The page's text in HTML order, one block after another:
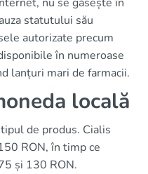
statutului său
autorizate precum
în numeroase
lanțuri mari de farmacii.
locală
de produs. Cialis
RON, în timp ce
și 130 RON.